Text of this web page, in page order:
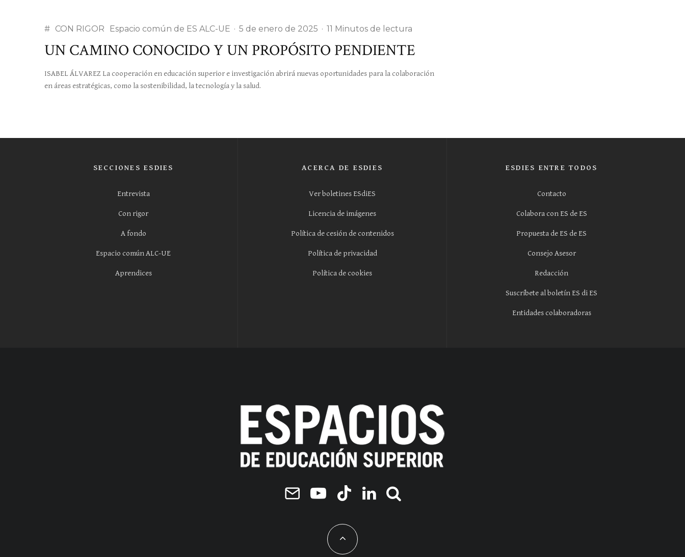
# CON RIGOR Espacio común de ES ALC-UE · 5 de enero de 2025 · 11 Minutos de lectura
UN CAMINO CONOCIDO Y UN PROPÓSITO PENDIENTE
ISABEL ÁLVAREZ La cooperación en educación superior e investigación abrirá nuevas oportunidades para la colaboración
en áreas estratégicas, como la sostenibilidad, la tecnología y la salud.
SECCIONES ESDIES
Entrevista
Con rigor
A fondo
Espacio común ALC-UE
Aprendices
ACERCA DE ESDIES
Ver boletines ESdiES
Licencia de imágenes
Política de cesión de contenidos
Política de privacidad
Política de cookies
ESDIES ENTRE TODOS
Contacto
Colabora con ES de ES
Propuesta de ES de ES
Consejo Asesor
Redacción
Suscríbete al boletín ES di ES
Entidades colaboradoras